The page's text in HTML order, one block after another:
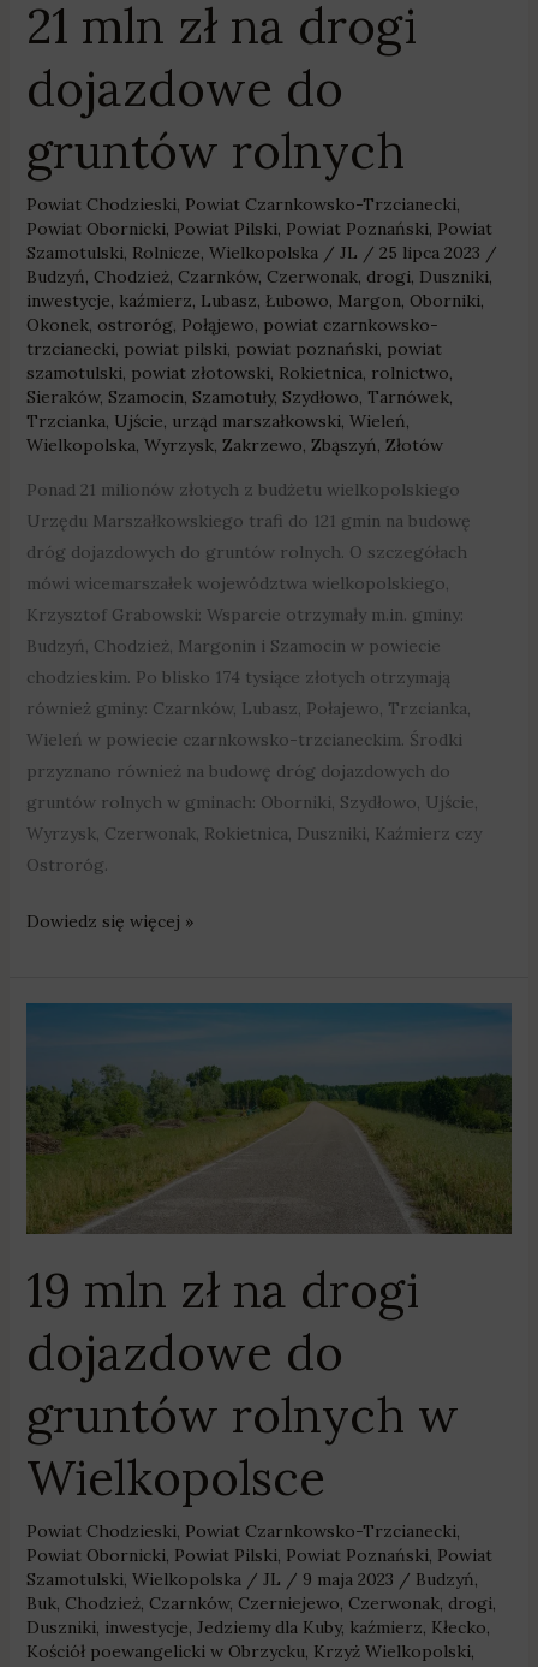
21 mln zł na drogi
dojazdowe do
gruntów rolnych
Powiat Chodzieski, Powiat Czarnkowsko-Trzcianecki,
Powiat Obornicki, Powiat Pilski, Powiat Poznański, Powiat
Szamotulski, Rolnicze, Wielkopolska/ JL / 25 lipca 2023 /
Budzyń, Chodzież, Czarnków, Czerwonak, drogi, Duszniki,
inwestycje, kaźmierz, Lubasz, Łubowo, Margon, Oborniki,
Okonek, ostroróg, Połąjewo, powiat czarnkowsko-
trzcianecki, powiat pilski, powiat poznański, powiat
szamotulski, powiat złotowski, Rokietnica, rolnictwo,
Sieraków, Szamocin, Szamotuły, Szydłowo, Tarnówek,
Trzcianka, Ujście, urząd marszałkowski, Wieleń,
Wielkopolska, Wyrzysk, Zakrzewo, Zbąszyń, Złotów
Ponad 21 milionów złotych z budżetu wielkopolskiego
Urzędu Marszałkowskiego trafi do 121 gmin na budowę
dróg dojazdowych do gruntów rolnych. O szczegółach
mówi wicemarszałek województwa wielkopolskiego,
Krzysztof Grabowski: Wsparcie otrzymały m.in. gminy:
Budzyń, Chodzież, Margonin i Szamocin w powiecie
chodzieskim. Po blisko 174 tysiące złotych otrzymają
również gminy: Czarnków, Lubasz, Połajewo, Trzcianka,
Wieleń w powiecie czarnkowsko-trzcianeckim. Środki
przyznano również na budowę dróg dojazdowych do
gruntów rolnych w gminach: Oborniki, Szydłowo, Ujście,
Wyrzysk, Czerwonak, Rokietnica, Duszniki, Kaźmierz czy
Ostroróg.
Dowiedz się więcej »
19 mln zł na drogi
dojazdowe do
gruntów rolnych w
Wielkopolsce
Powiat Chodzieski, Powiat Czarnkowsko-Trzcianecki,
Powiat Obornicki, Powiat Pilski, Powiat Poznański, Powiat
Szamotulski, Wielkopolska/ JL / 9 maja 2023 / Budzyń,
Buk, Chodzież, Czarnków, Czerniejewo, Czerwonak, drogi,
Duszniki, inwestycje, Jedziemy dla Kuby, kaźmierz, Kłecko,
Kościół poewangelicki w Obrzycku, Krzyż Wielkopolski,
zł
na
drogi
do
gruntów
rolnych
w
Wielkopolsce